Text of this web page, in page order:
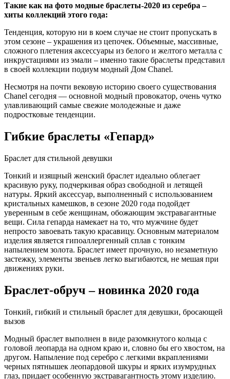
Такие как на фото модные браслеты-2020 из серебра –
хиты коллекций этого года:
Тенденция, которую ни в коем случае не стоит пропускать в
этом сезоне – украшения из цепочек. Объемные, массивные,
сложного плетения аксессуары из белого и желтого металла с
инкрустациями из эмали – именно такие браслеты представил
в своей коллекции подиум модный Дом Chanel.
Несмотря на почти вековую историю своего существования
Chanel сегодня — основной модный провокатор, очень чутко
улавливающий самые свежие молодежные и даже
подростковые тенденции.
Гибкие браслеты «Гепард»
Браслет для стильной девушки
Тонкий и изящный женский браслет идеально облегает
красивую руку, подчеркивая образ свободной и летящей
натуры. Яркий аксессуар, выполненный с использованием
кристальных камешков, в сезоне 2020 года подойдет
уверенным в себе женщинам, обожающим экстравагантные
вещи. Сила гепарда намекает на то, что мужчине будет
непросто завоевать такую красавицу. Основным материалом
изделия является гипоаллергенный сплав с тонким
напылением золота. Браслет имеет прочную, но незаметную
застежку, элементы звеньев легко выгибаются, не мешая при
движениях руки.
Браслет-обруч – новинка 2020 года
Тонкий, гибкий и стильный браслет для девушки, бросающей
вызов
Модный браслет выполнен в виде разомкнутого кольца с
головой леопарда на одном краю и, словно бы его хвостом, на
другом. Напыление под серебро с легкими вкраплениями
черных пятнышек леопардовой шкуры и ярких изумрудных
глаз, придает особенную экстравагантность этому изделию.